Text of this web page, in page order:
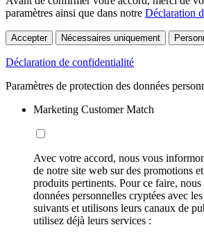
paramètres ainsi que dans notre Déclaration
Accepter Nécessaires uniquement
Déclaration de confidentialité
Paramètres de protection des données
Marketing Customer Match
Avec votre accord, nous vous
de notre site web sur des promotions
produits pertinents. Pour ce faire,
données personnelles cryptées avec
suivants et utilisons leurs canaux de
utilisez déjà leurs services :